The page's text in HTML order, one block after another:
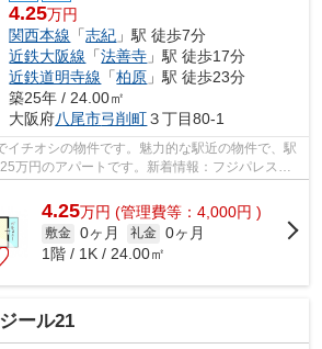
4.25万円
関西本線 「志紀 」駅 徒歩7分
近鉄大阪線 「法善寺 」駅 徒歩17分
近鉄道明寺線 「柏原 」駅 徒歩23分
築25年 / 24.00㎡
大阪府八尾市弓削町３丁目80-1
イチオシの物件です。魅力的な駅近の物件で、駅
万円のアパートです。新着情報：フジパレス弓
丁寧かつ迅速...
4.25万円 (管理費等：4,000円 )
敷金 0ヶ月 礼金 0ヶ月
1階 / 1K / 24.00㎡
ール21